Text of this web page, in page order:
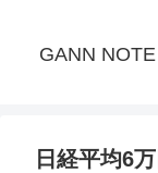
GANN
日経平均6